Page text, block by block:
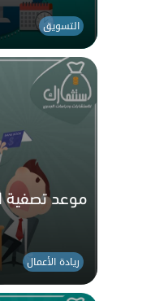
التسويق
موعد تصفية
ريادة الأعمال